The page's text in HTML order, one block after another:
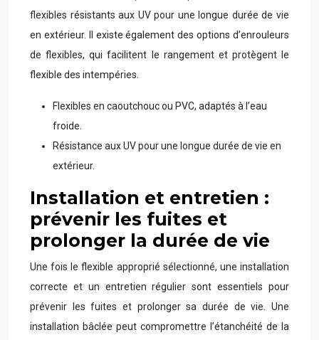
flexibles résistants aux UV pour une longue durée de vie
en extérieur. Il existe également des options d’enrouleurs
de flexibles, qui facilitent le rangement et protègent le
flexible des intempéries.
Flexibles en caoutchouc ou PVC, adaptés à l’eau
froide.
Résistance aux UV pour une longue durée de vie en
extérieur.
Installation et entretien :
prévenir les fuites et
prolonger la durée de vie
Une fois le flexible approprié sélectionné, une installation
correcte et un entretien régulier sont essentiels pour
prévenir les fuites et prolonger sa durée de vie. Une
installation bâclée peut compromettre l’étanchéité de la